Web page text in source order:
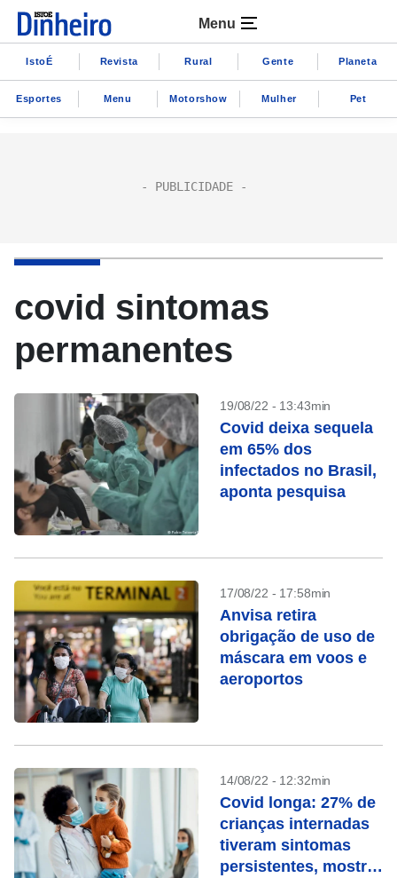
Menu
IstoÉ Revista Rural Gente Planeta
Esportes Menu Motorshow Mulher Pet
covid sintomas
permanentes
19/08/22 - 13:43min
Covid deixa sequela
em 65% dos
infectados no Brasil,
aponta pesquisa
17/08/22 - 17:58min
Anvisa retira
obrigação de uso de
máscara em voos e
aeroportos
14/08/22 - 12:32min
Covid longa: 27% de
crianças internadas
tiveram sintomas
persistentes, mostra